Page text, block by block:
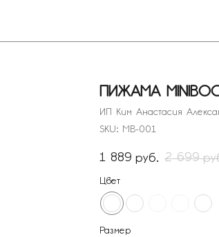
ПИЖАМА
ИП Ким Анастасия
SKU: MB-001
1 889 руб. 2 699
Цвет
Размер